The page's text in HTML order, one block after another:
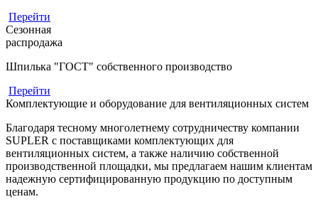
Перейти
Сезонная
распродажа
Шпилька "ГОСТ" собственного производство
Перейти
Комплектующие и оборудование для вентиляционных систем
Благодаря тесному многолетнему сотрудничеству компании
SUPLER с поставщиками комплектующих для
вентиляционных систем, а также наличию собственной
производственной площадки, мы предлагаем нашим клиентам
надежную сертифицированную продукцию по доступным
ценам.